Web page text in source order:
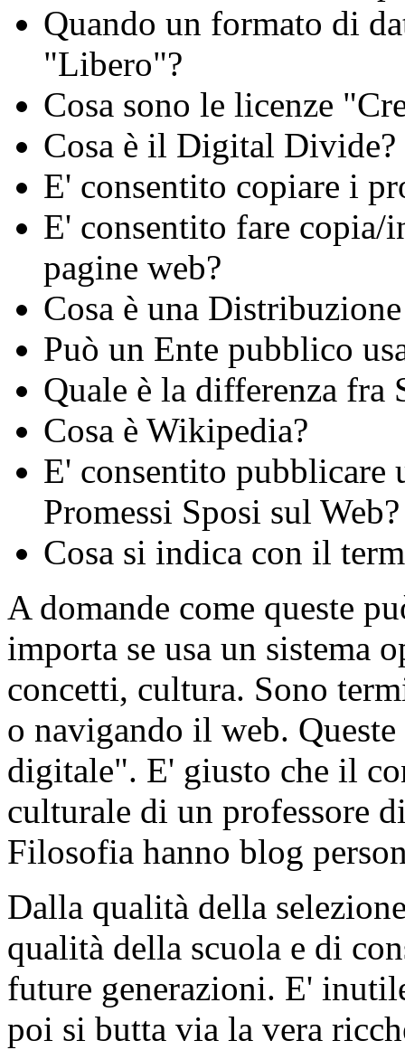
Quando un formato di
"Libero"?
Cosa sono le licenze
Cosa è il Digital Divide?
E' consentito copiare i
E' consentito fare
pagine web?
Cosa è una
Può un Ente pubblico
Quale è la differenza fra
Cosa è Wikipedia?
E' consentito pubblicare
Promessi Sposi sul Web?
Cosa si indica con il
A domande come queste
importa se usa un sistema
concetti, cultura. Sono
o navigando il web.
digitale". E' giusto che il
culturale di un professore
Filosofia hanno blog
Dalla qualità della
qualità della scuola e di
future generazioni. E'
poi si butta via la vera